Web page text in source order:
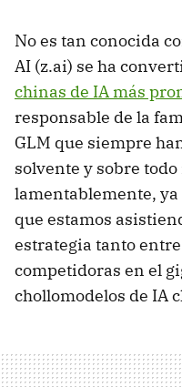
No es tan conocida
AI (z.ai) se ha
chinas de IA más
responsable de la
GLM que siempre
solvente y sobre
lamentablemente, ya
que estamos
estrategia tanto
competidoras en el
chollomodelos de IA